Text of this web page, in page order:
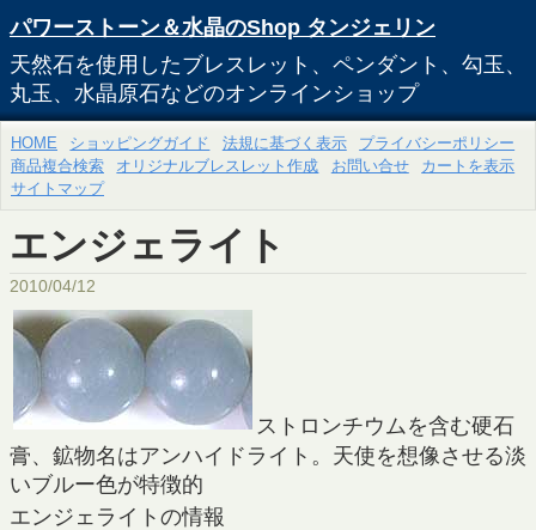
パワーストーン＆水晶のShop タンジェリン
天然石を使用したブレスレット、ペンダント、勾玉、
丸玉、水晶原石などのオンラインショップ
HOME ショッピングガイド 法規に基づく表示
プライバシーポリシー
商品複合検索
オリジナルブレスレット作成 お問い合せ
カートを表示
サイトマップ
エンジェライト
2010/04/12
ストロンチウムを含む硬石
膏、鉱物名はアンハイドライト。天使を想像させる淡
いブルー色が特徴的
エンジェライトの情報